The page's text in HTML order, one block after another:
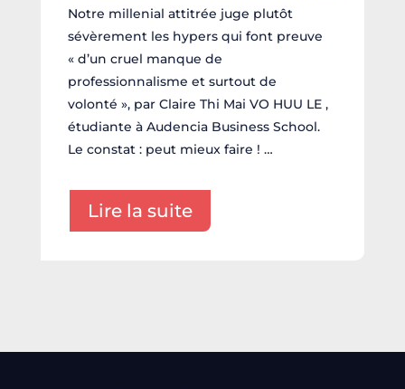
Notre millenial attitrée juge plutôt
sévèrement les hypers qui font preuve
« d’un cruel manque de
professionnalisme et surtout de
volonté », par Claire Thi Mai VO HUU LE ,
étudiante à Audencia Business School.
Le constat : peut mieux faire ! …
Lire la suite